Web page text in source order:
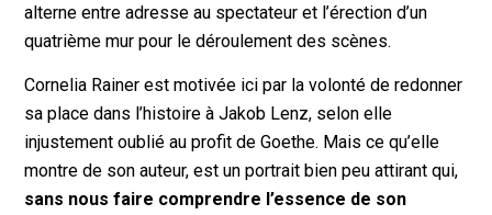
alterne entre adresse au spectateur et l’érection d’un
quatrième mur pour le déroulement des scènes.
Cornelia Rainer est motivée ici par la volonté de redonner
sa place dans l’histoire à Jakob Lenz, selon elle
injustement oublié au profit de Goethe. Mais ce qu’elle
montre de son auteur, est un portrait bien peu attirant qui,
sans nous faire comprendre l’essence de son